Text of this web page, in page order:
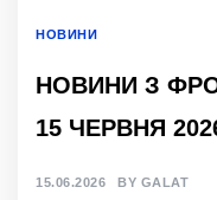
НОВИНИ
НОВИНИ З
15 ЧЕРВНЯ
15.06.2026 BY GALAT